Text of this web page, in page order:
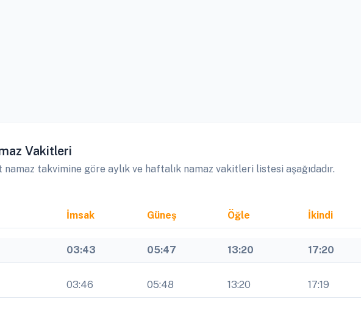
Vakitleri
takvimine göre aylık ve haftalık namaz vakitleri listesi aşağıdadır.
İmsak Güneş Öğle İkindi
03:43 05:47 13:20 17:20
03:46 05:48 13:20 17:19